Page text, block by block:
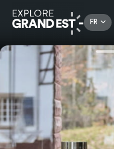
FR
Gastronomique